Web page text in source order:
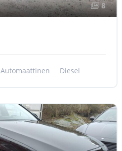
8
Automaattinen Diesel